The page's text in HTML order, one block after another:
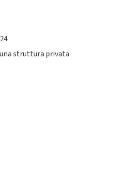
struttura privata